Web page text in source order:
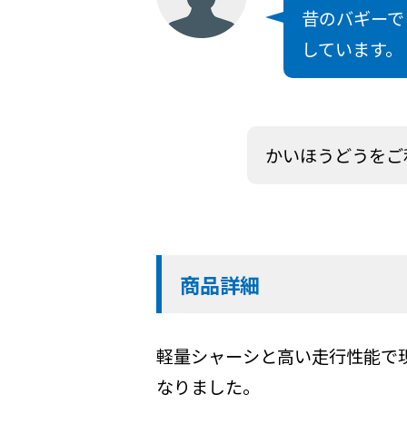
昔のバギー
しています。
かいほうどうを
商品詳細
軽量シャーシと高い走行性能
なりました。